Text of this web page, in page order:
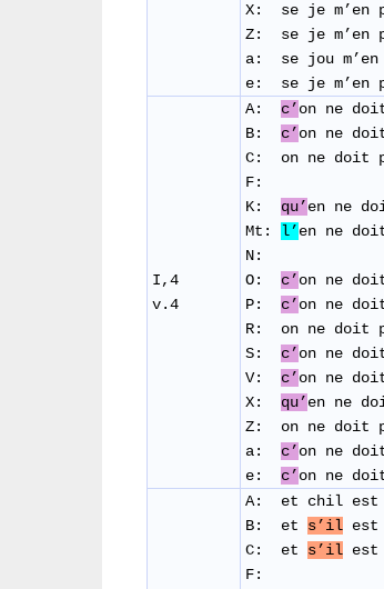
X: se je m’en
Z: se je m’en
a: se jou
e: se je
I,4
v.4
A: c’on ne
B: c’on ne
C: on ne doit
F:
K: qu’en ne
Mt: l’en ne
N:
O: c’on ne
P: c’on ne
R: on ne doit
S: c’on ne
V: c’on ne
X: qu’en ne
Z: on ne doit
a: c’on ne
e: c’on ne
A: et chil est
B: et s’il est
C: et s’il est
F: